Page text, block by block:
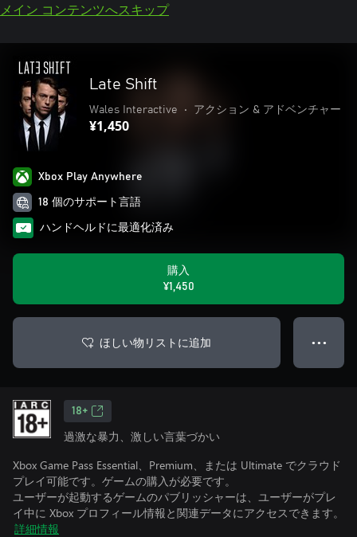
メイン コンテンツへスキップ
Late Shift
Wales Interactive • アクション & アドベンチャー
¥1,450
Xbox Play Anywhere
18 個のサポート言語
ハンドヘルドに最適化済み
購入
¥1,450
ほしい物リストに追加 ● ● ●
18+
過激な暴力、激しい言葉づかい
Xbox Game Pass Essential、Premium、または Ultimate でクラウド
プレイ可能です。ゲームの購入が必要です。
ユーザーが起動するゲームのパブリッシャーは、ユーザーがプレ
イ中に Xbox プロフィール情報と関連データにアクセスできます。
詳細情報